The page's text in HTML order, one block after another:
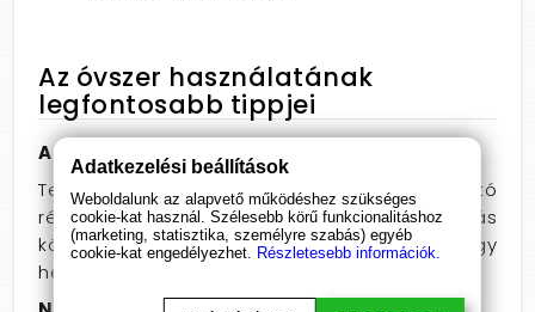
Az óvszer használatának
legfontosabb tippjei
A kondom legyen része a szórakozásnak
Tekintsen az óvszerre az előjáték szórakoztató
részeként - testi érintkezés és csókolóztatás
közben tegye fel azt vagy kérje meg párját, hogy
helyezze fel.
Adatkezelési beállítások
Weboldalunk az alapvető működéshez szükséges
cookie-kat használ. Szélesebb körű funkcionalitáshoz
(marketing, statisztika, személyre szabás) egyéb
cookie-kat engedélyezhet. Részletesebb információk.